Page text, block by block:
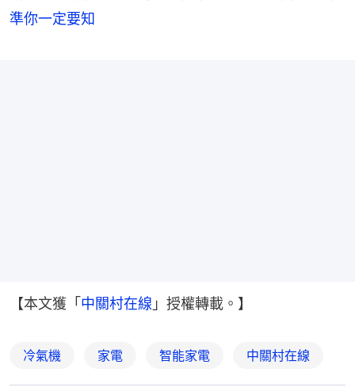
準你一定要知
【本文獲「 中關村在線 」授權轉載。】
冷氣機 家電 智能家電 中關村在線